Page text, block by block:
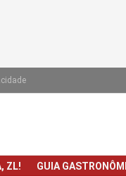
ZL! GUIA